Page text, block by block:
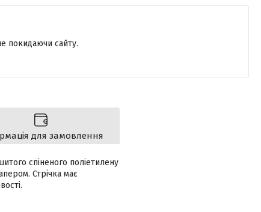
покидаючи сайту.
для замовлення
спіненого поліетилену
Стрічка має